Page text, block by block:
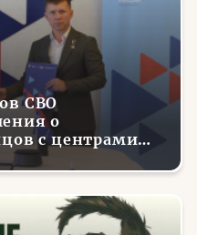
СВО
о
с центрами
России